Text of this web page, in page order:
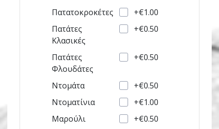
Πατατοκροκέτες
+€1.00
Πατάτες
Κλασικές
+€0.50
Πατάτες
Φλουδάτες
+€0.50
Ντοµάτα
+€0.50
Ντοµατίνια
+€1.00
Μαρούλι
+€0.50